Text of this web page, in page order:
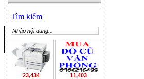
Tìm kiếm
23,434 11,403